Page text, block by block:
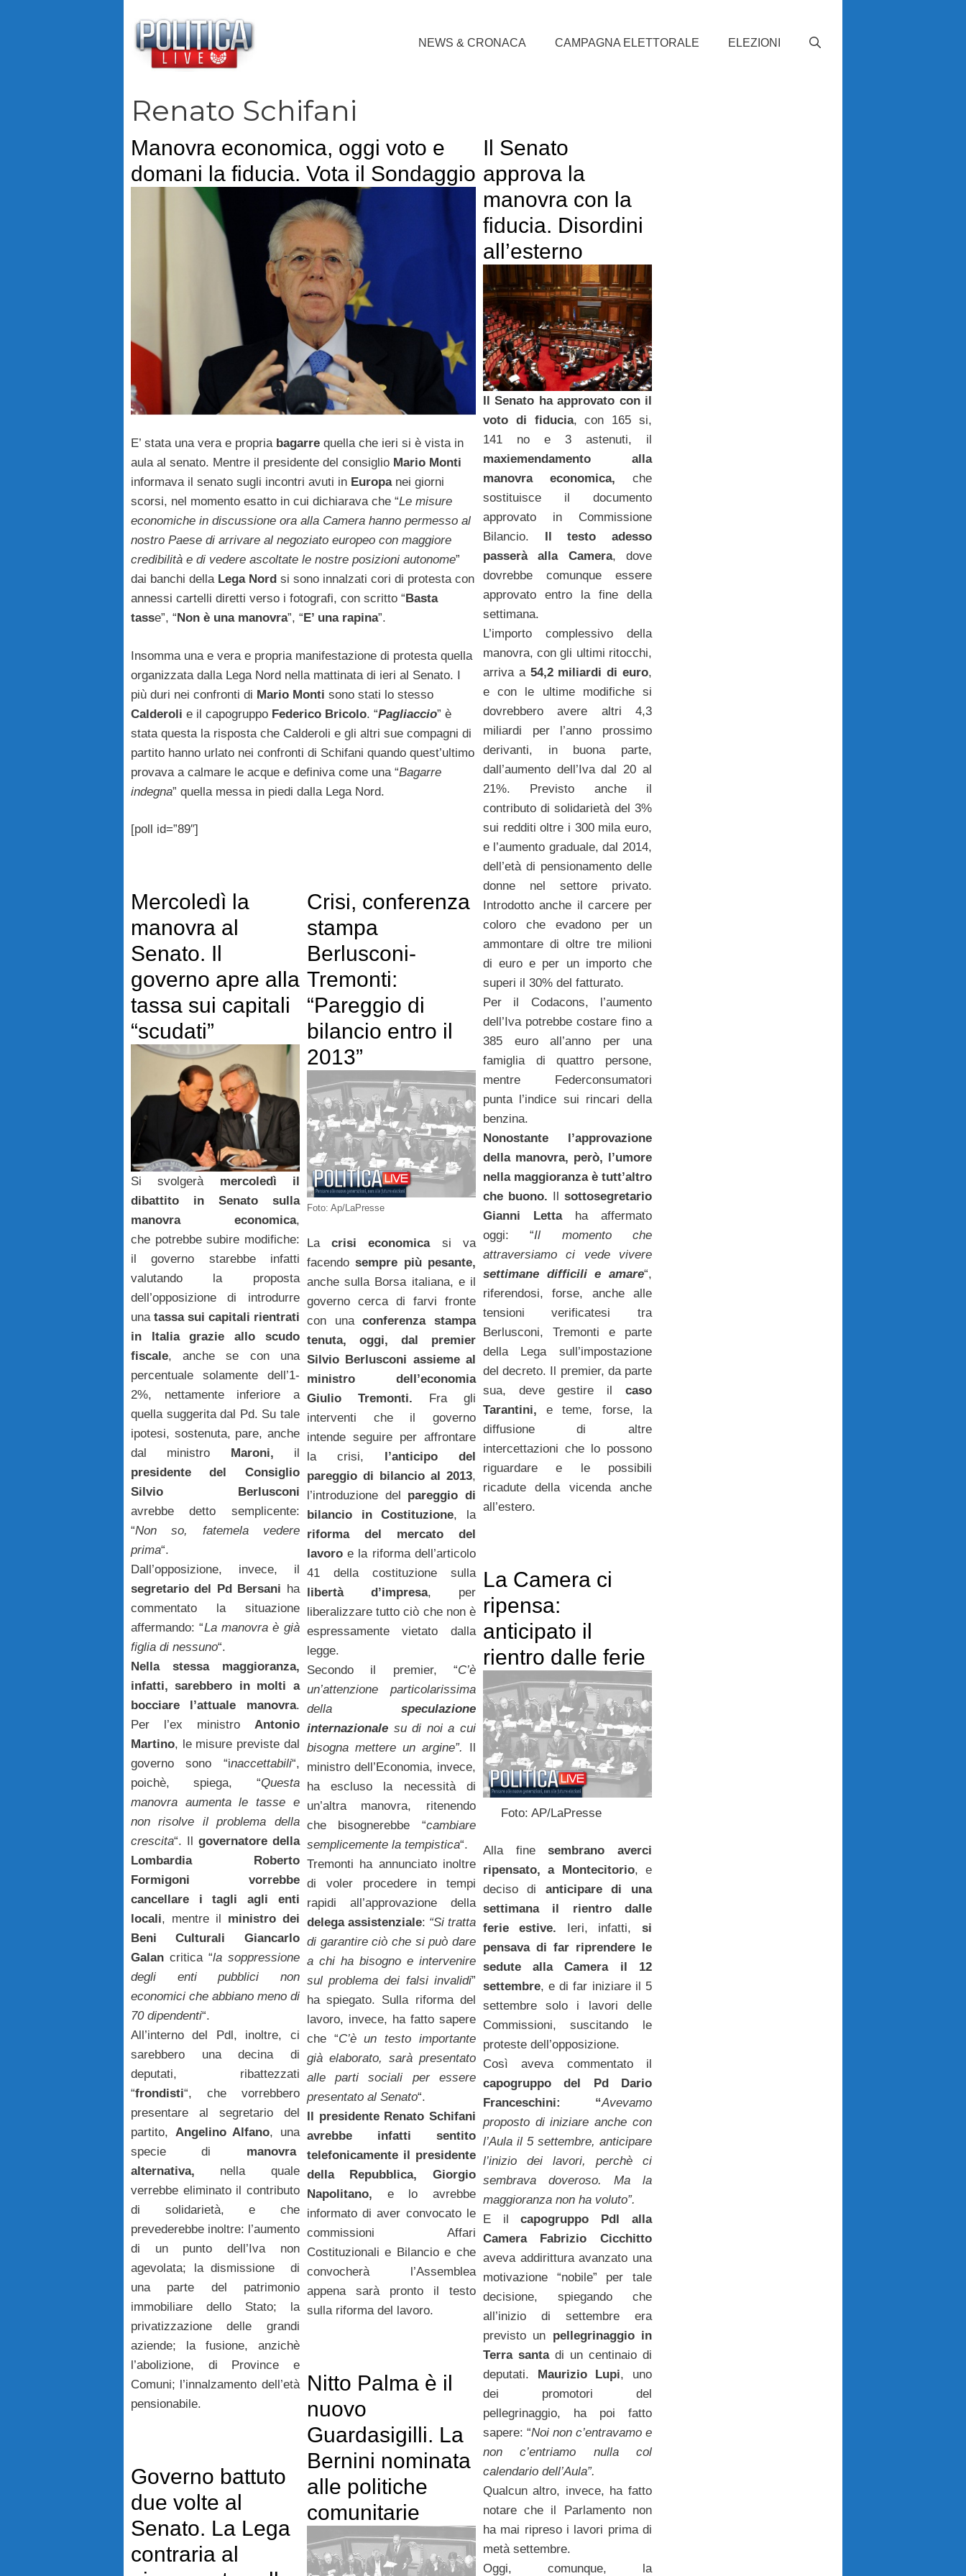
NEWS & CRONACA CAMPAGNA ELETTORALE ELEZIONI
Renato Schifani
Manovra economica, oggi voto e
domani la fiducia. Vota il Sondaggio
E’ stata una vera e propria bagarre quella che ieri si è vista in
aula al senato. Mentre il presidente del consiglio Mario Monti
informava il senato sugli incontri avuti in Europanei giorni
scorsi, nel momento esatto in cui dichiarava che “Le misure
economiche in discussione ora alla Camera hanno permesso al
nostro Paese di arrivare al negoziato europeo con maggiore
credibilità e di vedere ascoltate le nostre posizioni autonome”
dai banchi della Lega Nord si sono innalzati cori di protesta con
annessi cartelli diretti verso i fotografi, con scritto “ Basta
tasse”, “ Non è una manovra”, “ E’ una rapina”.
Insomma una e vera e propria manifestazione di protesta quella
organizzata dalla Lega Nord nella mattinata di ieri al Senato. I
più duri nei confronti di Mario Monti sono stati lo stesso
Calderoli e il capogruppo Federico Bricolo. “Pagliaccio” è
stata questa la risposta che Calderoli e gli altri sue compagni di
partito hanno urlato nei confronti di Schifani quando quest’ultimo
provava a calmare le acque e definiva come una “Bagarre
indegna” quella messa in piedi dalla Lega Nord.
[poll id=”89″]
Il Senato
approva la
manovra con la
fiducia. Disordini
all’esterno
Il Senato ha approvato con il
voto di fiducia, con 165 si,
141 no e 3 astenuti, il
maxiemendamento al la
manovra economica, che
sostituisce il documento
approvato in Commissione
Bilancio.
Il testo adesso
passerà alla Camera, dove
dovrebbe comunque essere
approvato entro la fine della
settimana.
L’importo complessivo della
manovra, con gli ultimi ritocchi,
arriva a 54,2 miliardi di euro,
e con le ultime modifiche si
dovrebbero avere altri 4,3
miliardi per l’anno prossimo
derivanti, in buona parte,
dall’aumento dell’Iva dal 20 al
21%. Previsto anche il
contributo di solidarietà del 3%
sui redditi oltre i 300 mila euro,
e l’aumento graduale, dal 2014,
dell’età di pensionamento delle
donne nel settore privato.
Introdotto anche il carcere per
coloro che evadono per un
ammontare di oltre tre milioni
di euro e per un importo che
superi il 30% del fatturato.
Per il Codacons, l’aumento
dell’Iva potrebbe costare fino a
385 euro all’anno per una
famiglia di quattro persone,
mentre Federconsumatori
punta l’indice sui rincari della
benzina.
Nonostante l’approvazione
della manovra, però, l’umore
nella maggioranza è tutt’altro
che buono.
sottosegretario
Gianni Lettaha affermato
oggi: “Il momento che
attraversiamo ci vede vivere
settimane difficili e amare“,
riferendosi, forse, anche alle
tensioni verificatesi tra
Berlusconi, Tremonti e parte
della Lega sull’impostazione
del decreto. Il premier, da parte
sua, deve gestire il caso
Tarantini, e teme, forse, la
diffusione di altre
intercettazioni che lo possono
riguardare e le possibili
ricadute della vicenda anche
all’estero.
Mercoledì la
manovra al
Senato. Il
governo apre alla
tassa sui capitali
“scudati”
Si svolgerà mercoledì il
dibattito in Senato sulla
manovra economica,
che potrebbe subire modifiche:
il governo starebbe infatti
valutando la proposta
dell’opposizione di introdurre
una tassa sui capitali rientrati
in Italia grazie allo scudo
fiscale, anche se con una
percentuale solamente dell’1-
2%, nettamente inferiore a
quella suggerita dal Pd. Su tale
ipotesi, sostenuta, pare, anche
dal ministro Maroni, il
presidente del Consiglio
Silvio Berlusconi
avrebbe detto semplicente:
“Non so, fatemela vedere
prima“.
Dall’opposizione, invece, il
segretario del Pd Bersani ha
commentato la situazione
affermando: “La manovra è già
figlia di nessuno“.
Nella stessa maggioranza,
infatti, sarebbero in molti a
bocciare l’attuale manovra.
Per l’ex ministro Antonio
Martino, le misure previste dal
governo sono “inaccettabili“,
poichè, spiega, “Questa
manovra aumenta le tasse e
non risolve il problema
della
crescita“. Il governatore della
Lombardia Roberto
Formigoni vorrebbe
cancellare i tagli agli enti
locali, mentre il ministro dei
Beni Culturali Giancarlo
Galan critica “la soppressione
degli enti pubblici non
economici che abbiano meno di
70 dipendenti“.
All’interno del Pdl, inoltre, ci
sarebbero una decina di
deputati, ribattezzati
“frondisti“, che vorrebbero
presentare al segretario del
partito, Angelino Alfano, una
specie di manovra
alternativa, nella quale
verrebbe eliminato il contributo
di solidarietà, e che
prevederebbe inoltre: l’aumento
di un punto dell’Iva non
agevolata; la dismissione di
una parte del patrimonio
immobiliare dello Stato; la
privatizzazione delle grandi
aziende; la fusione, anzichè
l’abolizione, di Province e
Comuni; l’innalzamento dell’età
pensionabile.
Crisi, conferenza
stampa
Berlusconi-
Tremonti:
“Pareggio di
bilancio entro il
2013”
Foto: Ap/LaPresse
Lacrisi economicasi va
facendosempre più pesante,
anche sulla Borsa italiana, e il
governo cerca di farvi fronte
con unaconferenza stampa
tenuta, oggi, dal premier
Silvio Berlusconi assieme al
ministro dell’economia
Giulio Tremonti. Fra gli
interventi che il governo
intende seguire per affrontare
la crisi, l’anticipo del
pareggio di bilancio al 2013,
l’introduzione del pareggio di
bilancio in Costituzione, la
riforma del mercato del
lavoroe la riforma dell’articolo
41 della costituzione sulla
libertà d’impresa, per
liberalizzare tutto ciò che non è
espressamente vietato dalla
legge.
Secondo il premier, “C’è
un’attenzione particolarissima
della speculazione
internazionalesu di noi a cui
bisogna mettere un argine”.
Il
ministro dell’Economia, invece,
ha escluso la necessità di
un’altra manovra, ritenendo
che bisognerebbe “cambiare
semplicemente la tempistica“.
Tremonti ha annunciato inoltre
di voler procedere in tempi
rapidi all’approvazione della
delega assistenziale: “Si tratta
di garantire ciò che si può dare
a chi ha bisogno e intervenire
sul problema dei falsi invalidi”
ha spiegato. Sulla riforma del
lavoro, invece, ha fatto sapere
che “C’è un testo importante
già elaborato, sarà presentato
alle parti sociali per essere
presentato al Senato“.
Il presidente Renato Schifani
avrebbe infatti sentito
telefonicamente il presidente
della Repubblica, Giorgio
Napolitano, e lo avrebbe
informato di aver convocato le
commissioni Affari
Costituzionali e Bilancio e che
convocherà l’Assemblea
appena sarà pronto il testo
sulla riforma del lavoro.
La Camera ci
ripensa:
anticipato il
rientro dalle ferie
Foto: AP/LaPresse
Alla finesembrano averci
ripensato, a Montecitorio, e
deciso di anticipare di una
settimana il rientro dalle
ferie estive. Ieri, infatti, si
pensava di far riprendere le
sedute alla Camera il 12
settembre, e di far iniziare il 5
settembre solo i lavori delle
Commissioni, suscitando le
proteste dell’opposizione.
Così aveva commentato il
capogruppo del Pd Dario
Franceschini:
“Avevamo
proposto di iniziare anche con
l’Aula il 5 settembre, anticipare
l’inizio dei lavori, perchè ci
sembrava doveroso. Ma la
maggioranza non ha voluto”.
E ilcapogruppo Pdl alla
Camera Fabrizio Cicchitto
aveva addirittura avanzato una
motivazione “nobile” per tale
decisione, spiegando che
all’inizio di settembre era
previsto un pellegrinaggio in
Terra santadi un centinaio di
deputati. Maurizio Lupi, uno
dei promotori del
pellegrinaggio, ha poi fatto
sapere: “Noi non c’entravamo e
non c’entriamo nulla col
calendario dell’Aula”.
Qualcun altro, invece, ha fatto
notare che il Parlamento non
ha mai ripreso i lavori prima di
metà settembre.
Oggi, comunque, la
Nitto Palma è il
nuovo
Guardasigilli. La
Bernini nominata
alle politiche
comunitarie
Governo battuto
due volte al
Senato. La Lega
contraria al